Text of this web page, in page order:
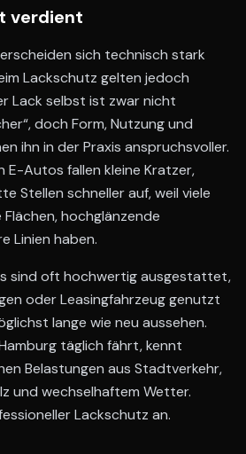
verdient
sich technisch stark
Lackschutz gelten jedoch
Lack selbst ist zwar nicht
doch Form, Nutzung und
ihn in der Praxis anspruchsvoller.
E-Autos fallen kleine Kratzer,
Stellen schneller auf, weil viele
hochglänzende
Linien haben.
sind oft hochwertig ausgestattet,
oder Leasingfahrzeug genutzt
lange wie neu aussehen.
täglich fährt, kennt
Belastungen aus Stadtverkehr,
und wechselhaftem Wetter.
Lackschutz an.